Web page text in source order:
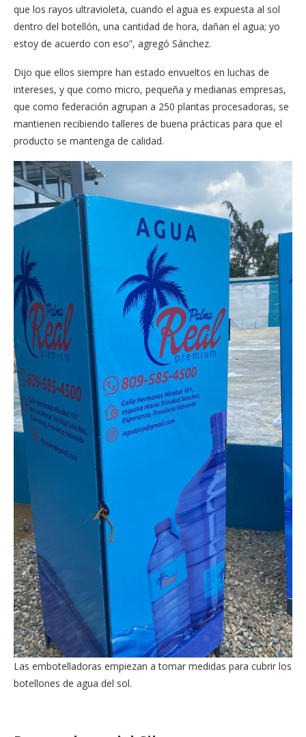
que los rayos ultravioleta, cuando el agua es expuesta al sol
dentro del botellón, una cantidad de hora, dañan el agua; yo
estoy de acuerdo con eso”, agregó Sánchez.
Dijo que ellos siempre han estado envueltos en luchas de
intereses, y que como micro, pequeña y medianas empresas,
que como federación agrupan a 250 plantas procesadoras, se
mantienen recibiendo talleres de buena prácticas para que el
producto se mantenga de calidad.
Las embotelladoras empiezan a tomar medidas para cubrir los
botellones de agua del sol.